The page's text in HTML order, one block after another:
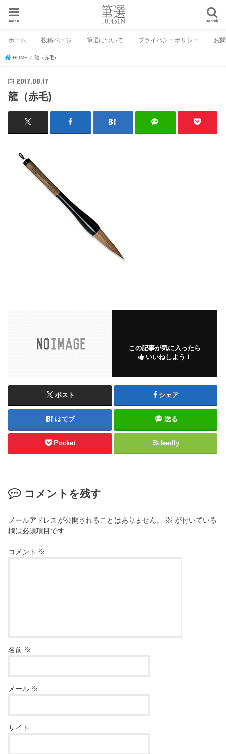
search
menu
ホーム 投稿ページ 筆選について プライバシーポリシー お
HOME 龍（赤毛)
2017.08.17
龍（赤毛)
この記事が気に入ったら
いいねしよう！
ポスト シェア
はてブ 送る
Pocket feedly
コメントを残す
メールアドレスが公開されることはありません。 ※ が付いている
欄は必須項目です
コメント ※
名前 ※
メール ※
サイト